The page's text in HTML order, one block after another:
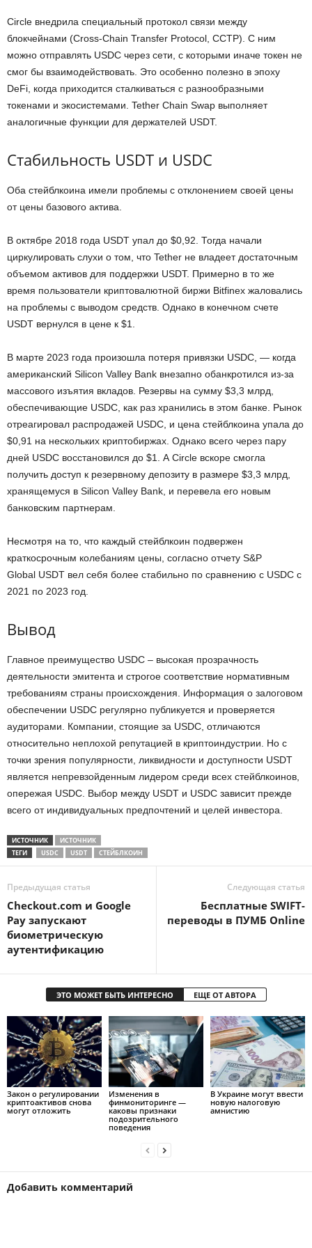
Circle внедрила специальный протокол связи между
блокчейнами (Cross-Chain Transfer Protocol, CCTP). С ним
можно отправлять USDC через сети, с которыми иначе токен не
смог бы взаимодействовать. Это особенно полезно в эпоху
DeFi, когда приходится сталкиваться с разнообразными
токенами и экосистемами. Tether Chain Swap выполняет
аналогичные функции для держателей USDT.
Стабильность USDT и USDC
Оба стейблкоина имели проблемы с отклонением своей цены
от цены базового актива.
В октябре 2018 года USDT упал до $0,92. Тогда начали
циркулировать слухи о том, что Tether не владеет достаточным
объемом активов для поддержки USDT. Примерно в то же
время пользователи криптовалютной биржи Bitfinex жаловались
на проблемы с выводом средств. Однако в конечном счете
USDT вернулся в цене к $1.
В марте 2023 года произошла потеря привязки USDC, — когда
американский Silicon Valley Bank внезапно обанкротился из-за
массового изъятия вкладов. Резервы на сумму $3,3 млрд,
обеспечивающие USDC, как раз хранились в этом банке. Рынок
отреагировал распродажей USDC, и цена стейблкоина упала до
$0,91 на нескольких криптобиржах. Однако всего через пару
дней USDC восстановился до $1. А Circle вскоре смогла
получить доступ к резервному депозиту в размере $3,3 млрд,
хранящемуся в Silicon Valley Bank, и перевела его новым
банковским партнерам.
Несмотря на то, что каждый стейблкоин подвержен
краткосрочным колебаниям цены, согласно отчету S&P
Global USDT вел себя более стабильно по сравнению с USDC с
2021 по 2023 год.
Вывод
Главное преимущество USDC – высокая прозрачность
деятельности эмитента и строгое соответствие нормативным
требованиям страны происхождения. Информация о залоговом
обеспечении USDC регулярно публикуется и проверяется
аудиторами. Компании, стоящие за USDC, отличаются
относительно неплохой репутацией в криптоиндустрии. Но с
точки зрения популярности, ликвидности и доступности USDT
является непревзойденным лидером среди всех стейблкоинов,
опережая USDC. Выбор между USDT и USDC зависит прежде
всего от индивидуальных предпочтений и целей инвестора.
ИСТОЧНИК
ИСТОЧНИК
ТЕГИ
USDC USDT СТЕЙБЛКОИН
Предыдущая статья
Checkout.com и Google
Pay запускают
биометрическую
аутентификацию
Следующая статья
Бесплатные SWIFT-
переводы в ПУМБ Online
ЭТО МОЖЕТ БЫТЬ ИНТЕРЕСНО ЕЩЕ ОТ АВТОРА
Закон о регулировании
криптоактивов снова
могут отложить
Изменения в
финмониторинге —
каковы признаки
подозрительного
поведения
В Украине могут ввести
новую налоговую
амнистию
Добавить комментарий